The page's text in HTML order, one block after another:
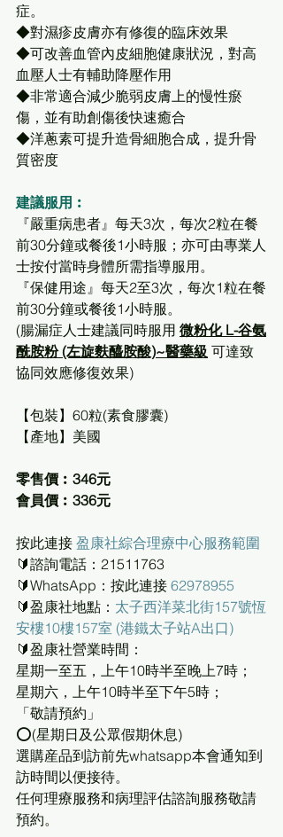
症。
◆對濕疹皮膚亦有修復的臨床效果
◆可改善血管內皮細胞健康狀況，對高
血壓人士有輔助降壓作用
◆非常適合減少脆弱皮膚上的慢性瘀
傷，並有助創傷後快速癒合
◆洋蔥素可提升造骨細胞合成，提升骨
質密度
建議服用︰
『嚴重病患者』每天3次，每次2粒在餐
前30分鐘或餐後1小時服；亦可由專業人
士按付當時身體所需指導服用。
『保健用途』每天2至3次，每次1粒在餐
前30分鐘或餐後1小時服。
(腸漏症人士建議同時服用 微粉化 L-谷氨
酰胺粉 (左旋麩醯胺酸)~醫藥級 可達致
協同效應修復效果)
【包裝】60粒(素食膠囊)
【產地】美國
零售價︰346元
會員價︰336元
按此連接 盈康社綜合理療中心服務範圍
🔰諮詢電話：21511763
🔰WhatsApp：按此連接 62978955
🔰盈康社地點： 太子西洋菜北街157號恆
安樓10樓157室 (港鐵太子站A出口)
🔰盈康社營業時間：
星期一至五，上午10時半至晚上7時；
星期六，上午10時半至下午5時；
「敬請預約」
⭕(星期日及公眾假期休息)
選購産品到訪前先whatsapp本會通知到
訪時間以便接待。
任何理療服務和病理評估諮詢服務敬請
預約。